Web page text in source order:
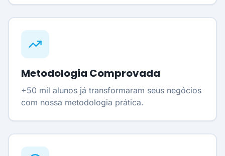
Metodologia Comprovada
+50 mil alunos já transformaram seus negócios
com nossa metodologia prática.